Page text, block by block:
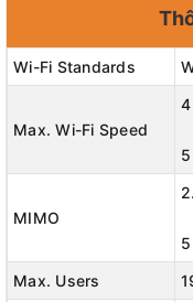
Mbps trên băng tần
OFDMA &
nhanh hơn, hỗ trợ nhiều
Công nghệ Reyee
gián đoạn
Hỗ trợ Mesh Wi-Fi
, tạo
Wi-Fi Standards
Max. Wi-Fi Speed
MIMO
Max. Users